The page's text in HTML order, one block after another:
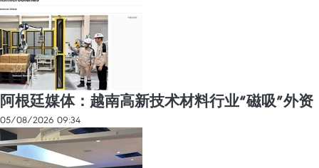
阿根廷媒体：越南高新技术材料行业“磁吸”外资
05/08/2026 09:34